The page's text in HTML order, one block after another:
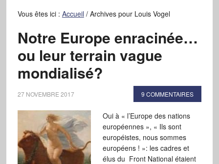
Vous êtes ici : Accueil /Archives pour Louis Vogel
Notre Europe enracinée…
ou leur terrain vague
mondialisé?
27 NOVEMBRE 2017 9 COMMENTAIRES
Oui à « l’Europe des nations
européennes », « Ils sont
européistes, nous sommes
européens ! »: les cadres et
élus du Front National étaient